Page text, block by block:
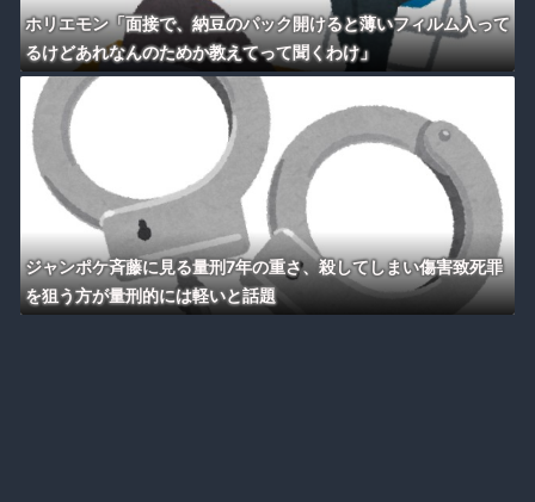
ホリエモン「面接で、納豆のパック開けると薄いフィルム入って
るけどあれなんのためか教えてって聞くわけ」
ジャンポケ斉藤に見る量刑7年の重さ、殺してしまい傷害致死罪
を狙う方が量刑的には軽いと話題